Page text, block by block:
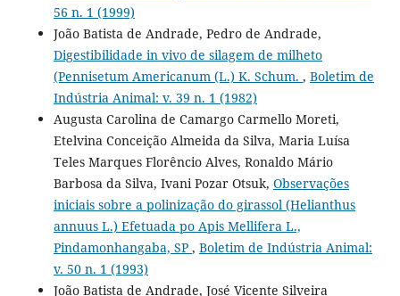
56 n. 1 (1999)
João Batista de Andrade, Pedro de Andrade,
Digestibilidade in vivo de silagem de milheto
(Pennisetum Americanum (L.) K. Schum. , Boletim de
Indústria Animal: v. 39 n. 1 (1982)
Augusta Carolina de Camargo Carmello Moreti,
Etelvina Conceição Almeida da Silva, Maria Luísa
Teles Marques Florêncio Alves, Ronaldo Mário
Barbosa da Silva, Ivani Pozar Otsuk, Observações
iniciais sobre a polinização do girassol (Helianthus
annuus L.) Efetuada po Apis Mellifera L.,
Pindamonhangaba, SP , Boletim de Indústria Animal:
v. 50 n. 1 (1993)
João Batista de Andrade, José Vicente Silveira